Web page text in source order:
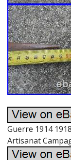
Guerre 1914
Artisanat